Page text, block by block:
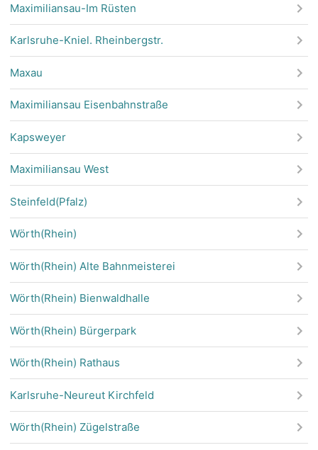
Maximiliansau-Im Rüsten
Karlsruhe-Kniel. Rheinbergstr.
Maxau
Maximiliansau Eisenbahnstraße
Kapsweyer
Maximiliansau West
Steinfeld(Pfalz)
Wörth(Rhein)
Wörth(Rhein) Alte Bahnmeisterei
Wörth(Rhein) Bienwaldhalle
Wörth(Rhein) Bürgerpark
Wörth(Rhein) Rathaus
Karlsruhe-Neureut Kirchfeld
Wörth(Rhein) Zügelstraße